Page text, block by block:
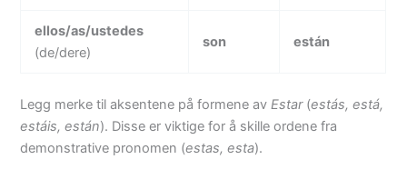
ellos/as/ustedes
(de/dere)
son están
Legg merke til aksentene på formene avEstar(estás, está,
estáis, están). Disse er viktige for å skille ordene fra
demonstrative pronomen (estas, esta).